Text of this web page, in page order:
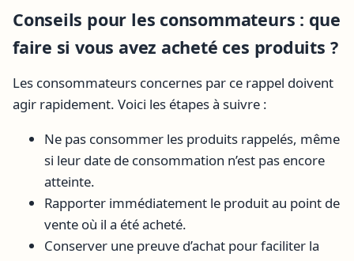
Conseils pour les consommateurs : que
faire si vous avez acheté ces produits ?
Les consommateurs concernes par ce rappel doivent
agir rapidement. Voici les étapes à suivre :
Ne pas consommer les produits rappelés, même
si leur date de consommation n’est pas encore
atteinte.
Rapporter immédiatement le produit au point de
vente où il a été acheté.
Conserver une preuve d’achat pour faciliter la